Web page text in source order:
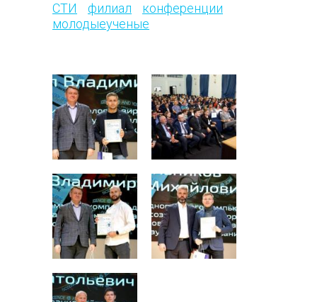
СТИ филиал
конференции
молодыеученые